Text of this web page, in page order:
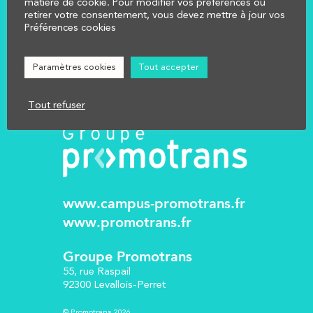
NOUS CONTACTER
Mentions légales
www.campus-promotrans.fr
www.promotrans.fr
Groupe Promotrans
55, rue Raspail
92300 Levallois-Perret
matière de cookie. Pour modifier vos préférences ou
retirer votre consentement, vous devez mettre à jour vos
Préférences cookies
Paramètres cookies Tout accepter
Tout refuser